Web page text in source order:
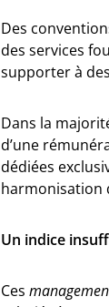
Des
des services
supporter à
Dans la
d’une
dédiées
harmonisation
Un indice
Ces